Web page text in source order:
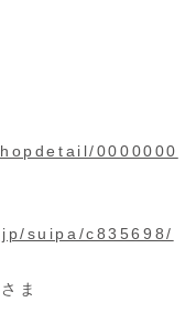
0000000
suipa/c835698/
ま